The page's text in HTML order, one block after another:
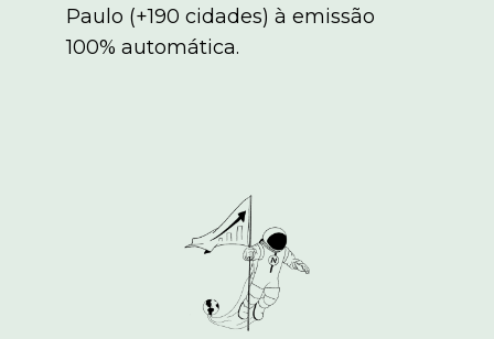
Paulo (+190 cidades) à emissão
100% automática.